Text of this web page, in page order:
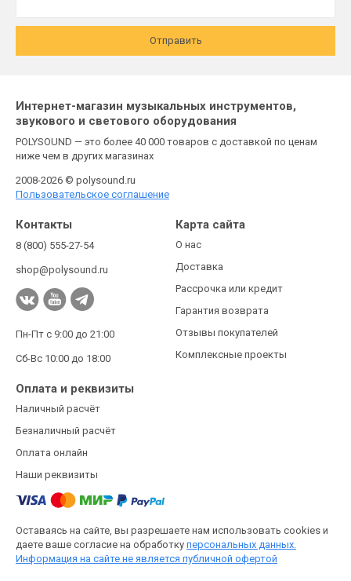
Отправить
Интернет-магазин музыкальных инструментов,
звукового и светового оборудования
POLYSOUND — это более 40 000 товаров с доставкой по ценам
ниже чем в других магазинах
2008-2026 © polysound.ru
Пользовательское соглашение
Контакты
8 (800) 555-27-54
shop@polysound.ru
Пн-Пт с 9:00 до 21:00
Сб-Вс 10:00 до 18:00
Карта сайта
О нас
Доставка
Рассрочка или кредит
Гарантия возврата
Отзывы покупателей
Комплексные проекты
Оплата и реквизиты
Наличный расчёт
Безналичный расчёт
Оплата онлайн
Наши реквизиты
Оставаясь на сайте, вы разрешаете нам использовать cookies и
даете ваше согласие на обработку персональных данных.
Информация на сайте не является публичной офертой